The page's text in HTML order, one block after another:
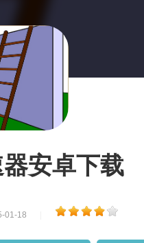
安卓下载
01-18